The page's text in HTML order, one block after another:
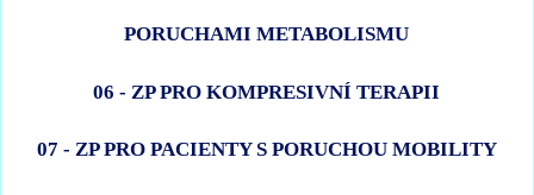
PORUCHAMI METABOLISMU
06 - ZP PRO KOMPRESIVNÍ TERAPII
07 - ZP PRO PACIENTY S PORUCHOU MOBILITY